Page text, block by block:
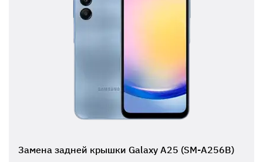
Замена задней крышки Galaxy A25 (SM-A256B)